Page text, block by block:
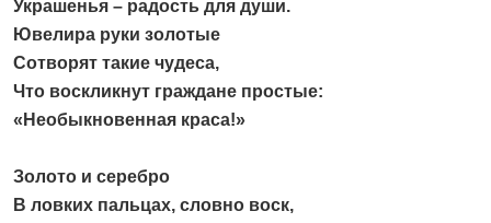
Украшенья – радость для души.
Ювелира руки золотые
Сотворят такие чудеса,
Что воскликнут граждане простые:
«Необыкновенная краса!»
Золото и серебро
В ловких пальцах, словно воск,